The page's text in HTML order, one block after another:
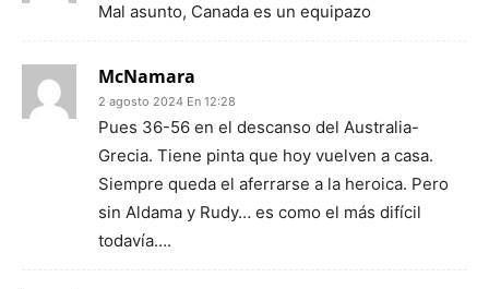
Mal asunto, Canada es un equipazo
McNamara
2 agosto 2024 En 12:28
Pues 36-56 en el descanso del Australia-
Grecia. Tiene pinta que hoy vuelven a casa.
Siempre queda el aferrarse a la heroica. Pero
sin Aldama y Rudy… es como el más difícil
todavía….